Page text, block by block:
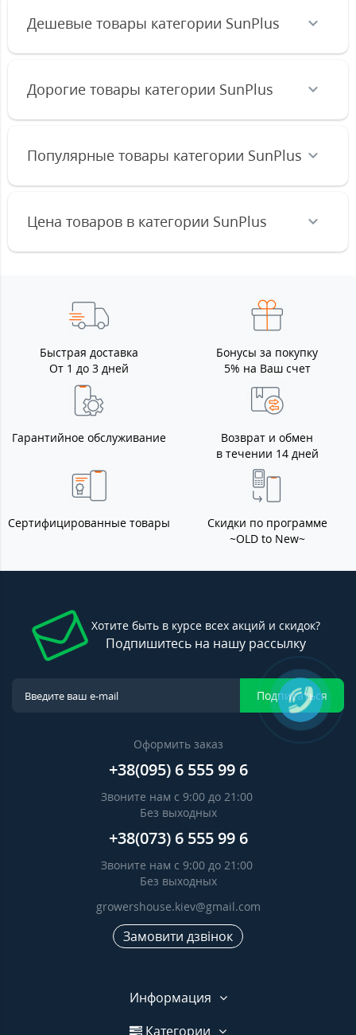
Дешевые товары категории SunPlus
Дорогие товары категории SunPlus
Популярные товары категории SunPlus
Цена товаров в категории SunPlus
Быстрая доставка
От 1 до 3 дней
Бонусы за покупку
5% на Ваш счет
Гарантийное обслуживание
Возврат и обмен
в течении 14 дней
Сертифицированные товары
Скидки по программе
~OLD to New~
Хотите быть в курсе всех акций и скидок?
Подпишитесь на нашу рассылку
Подписаться
Оформить заказ
+38(095) 6 555 99 6
Звоните нам с 9:00 до 21:00
Без выходных
+38(073) 6 555 99 6
Звоните нам с 9:00 до 21:00
Без выходных
growershouse.kiev@gmail.com
Замовити дзвінок
Информация
Категории